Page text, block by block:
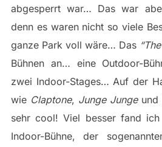
abgesperrt war… Das war
denn es waren nicht so viele
ganze Park voll wäre… Das
Bühnen an… eine Outdoor-
zwei Indoor-Stages… Auf der
wie Claptone, Junge Jungeund
sehr cool! Viel besser fand
Indoor-Bühne, der